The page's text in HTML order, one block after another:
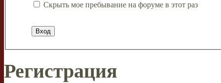
Скрыть мое пребывание на форуме в этот раз
Регистрация